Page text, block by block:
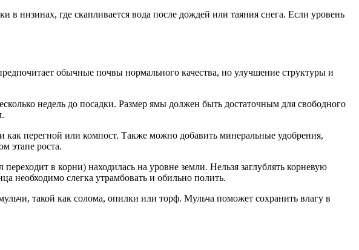
в низинах, где скапливается вода после дождей или таяния снега. Если уровень
обычные почвы нормального качества, но улучшение структуры и
недель до посадки. Размер ямы должен быть достаточным для свободного
перегной или компост. Также можно добавить минеральные удобрения,
этапе роста.
в корни) находилась на уровне земли. Нельзя заглублять корневую
необходимо слегка утрамбовать и обильно полить.
такой как солома, опилки или торф. Мульча поможет сохранить влагу в